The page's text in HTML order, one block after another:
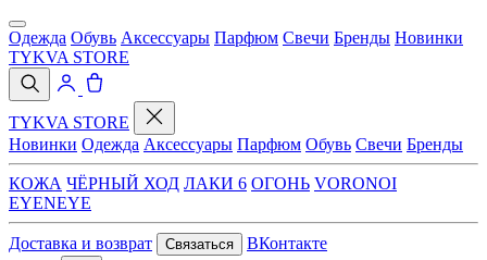
Одежда Обувь Аксессуары Парфюм Свечи Бренды Новинки
TYKVA STORE
TYKVA STORE
Новинки Одежда Аксессуары Парфюм Обувь Свечи Бренды
КОЖА ЧЁРНЫЙ ХОД ЛАКИ 6 ОГОНЬ VORONOI
EYENEYE
Доставка и возврат Связаться
ВКонтакте